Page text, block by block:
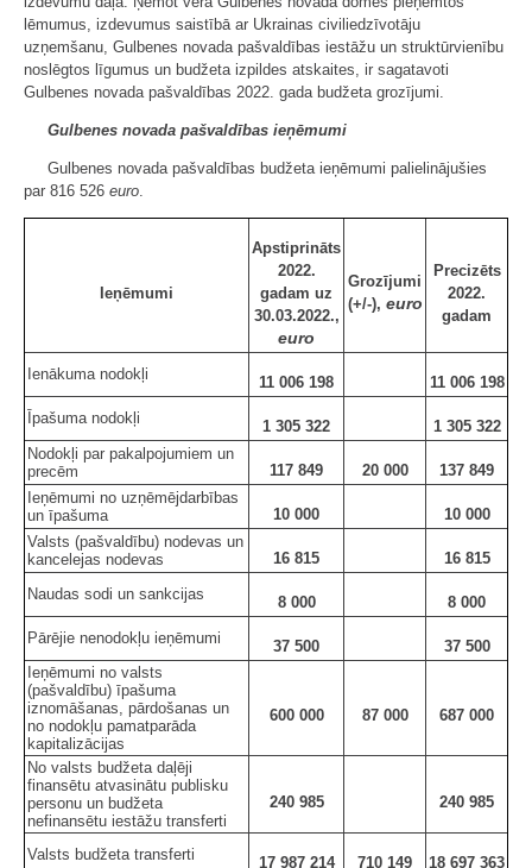
lēmumus, izdevumus saistībā ar Ukrainas civiliedzīvotāju
uzņemšanu, Gulbenes novada pašvaldības iestāžu un struktūrvienību
noslēgtos līgumus un budžeta izpildes atskaites, ir sagatavoti
Gulbenes novada pašvaldības 2022. gada budžeta grozījumi.
Gulbenes novada pašvaldības ieņēmumi
Gulbenes novada pašvaldības budžeta ieņēmumi palielinājušies
par 816 526 euro
Ieņēmumi
Apstiprināts
2022.
gadam uz
30.03.2022.,
euro
Grozījumi
(+/-), euro
Precizēts
2022.
gadam
Ienākuma nodokļi 11 006 198
11 006 198
Īpašuma nodokļi
1 305 322
1 305 322
Nodokļi par pakalpojumiem un
precēm
117 849 20 000
137 849
Ieņēmumi no uzņēmējdarbības
un īpašuma
10 000
10 000
Valsts (pašvaldību) nodevas un
kancelejas nodevas
16 815
16 815
Naudas sodi un sankcijas
8 000
8 000
Pārējie nenodokļu ieņēmumi
37 500
37 500
Ieņēmumi no valsts
(pašvaldību) īpašuma
iznomāšanas, pārdošanas un
no nodokļu pamatparāda
kapitalizācijas
600 000 87 000 687 000
No valsts budžeta daļēji
finansētu atvasinātu publisku
personu un budžeta
nefinansētu iestāžu transferti
240 985 240 985
Valsts budžeta transferti 17 987 214 710 149 18 697 363